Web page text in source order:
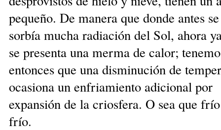
pequeño. De manera que donde antes
sorbía mucha radiación del Sol, ahora
se pre­senta una merma de calor;
entonces que una disminu­ción de
ocasiona un enfriamiento adicional por
expansión de la criosfera. O sea que
frío.